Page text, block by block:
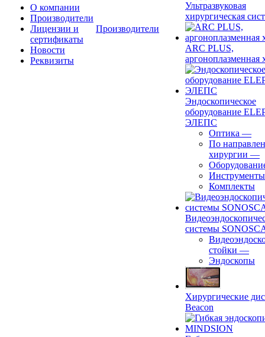
О компании
Производители
Лицензии и
сертификаты
Новости
Реквизиты
Производители
Ультразвуковая
хирургическая
ARC PLUS,
аргоноплазменная
Эндоскопическое
оборудование
ЭЛЕПС
Оптика —
По
хирургии —
Инструменты
Комплекты
системы
стойки —
Эндоскопы
Хирургические
Beacon